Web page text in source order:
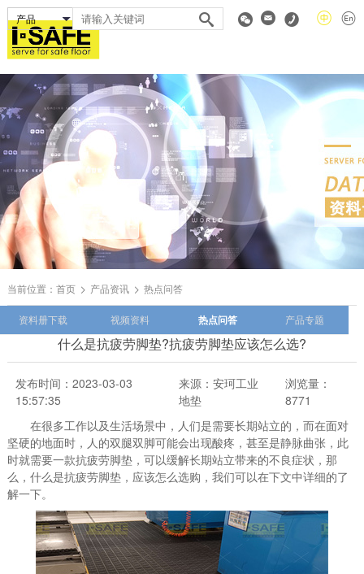
当前位置： 首页 产品资讯 热点问答
资料册下载 视频资料 热点问答 产品专题
什么是抗疲劳脚垫?抗疲劳脚垫应该怎么选?
发布时间：2023-03-03
15:57:35
来源：安珂工业
地垫
浏览量：
8771
在很多工作以及生活场景中，人们是需要长期站立的，而在面对
坚硬的地面时，人的双腿双脚可能会出现酸疼，甚至是静脉曲张，此
时就需要一款抗疲劳脚垫，可以缓解长期站立带来的不良症状，那
么，什么是抗疲劳脚垫，应该怎么选购，我们可以在下文中详细的了
解一下。